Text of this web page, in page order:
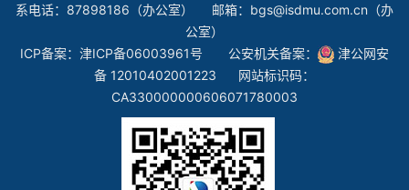
系电话：87898186（办公室） 邮箱：bgs@isdmu.com.cn（办
公室）
ICP备案： 津ICP备06003961号 公安机关备案：
津公网安
备 12010402001223 网站标识码：
CA330000000606071780003